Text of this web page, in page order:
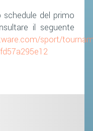
del primo
il seguente
sport/